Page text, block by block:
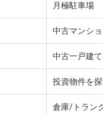
月極駐車場
中古マンシ
中古一戸建て
投資物件を
倉庫/トラン